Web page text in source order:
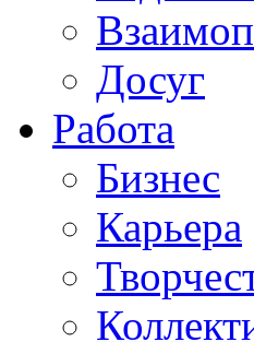
Досуг
Работа
Бизнес
Карьера